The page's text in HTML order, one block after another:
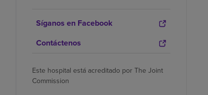
Síganos en Facebook
Contáctenos
Este hospital está acreditado por The Joint
Commission